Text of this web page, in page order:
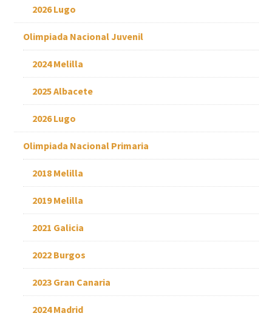
2026 Lugo
Olimpiada Nacional Juvenil
2024 Melilla
2025 Albacete
2026 Lugo
Olimpiada Nacional Primaria
2018 Melilla
2019 Melilla
2021 Galicia
2022 Burgos
2023 Gran Canaria
2024 Madrid